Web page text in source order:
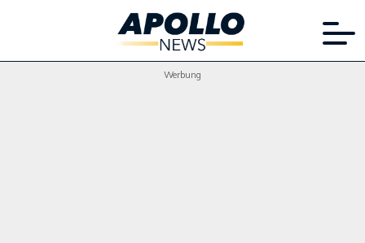
Werbung